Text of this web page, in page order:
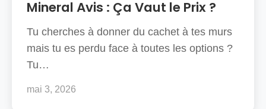
Mineral Avis : Ça Vaut le Prix ?
Tu cherches à donner du cachet à tes murs
mais tu es perdu face à toutes les options ?
Tu…
mai 3, 2026